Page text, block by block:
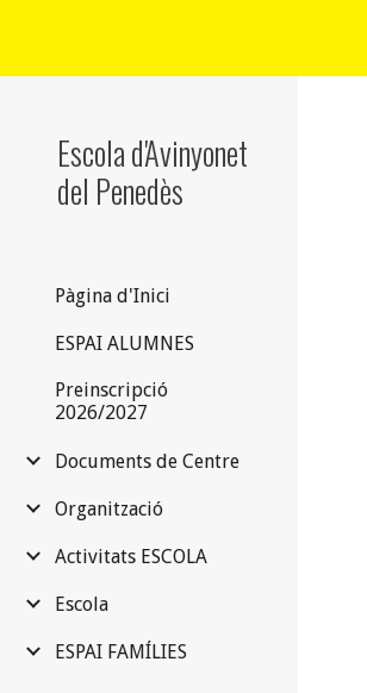
Escola d'Avinyonet
del Penedès
Pàgina d'Inici
ESPAI ALUMNES
Preinscripció
2026/2027
Documents de Centre
Organització
Activitats ESCOLA
Escola
ESPAI FAMÍLIES